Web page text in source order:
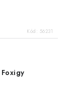
Kód: 56231